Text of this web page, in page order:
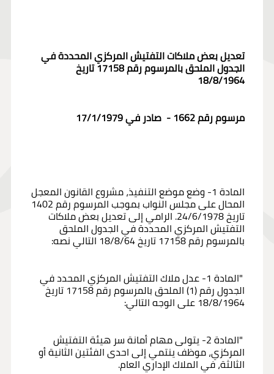
تعديل بعض ملاكات التفتيش المركزي المحددة في
الجدول الملحق بالمرسوم رقم 17158 تاريخ
18/8/1964
مرسوم رقم 1662 - صادر في 17/1/1979
المادة 1- وضع موضع التنفيذ، مشروع القانون المعجل
المحال على مجلس النواب بموجب المرسوم رقم 1402
تاريخ 24/6/1978. الرامي إلى تعديل بعض ملاكات
التفتيش المركزي المحددة في الجدول الملحق
بالمرسوم رقم 17158 تاريخ 18/8/64 التالي نصه:
"المادة 1- عدل ملاك التفتيش المركزي المحدد في
الجدول رقم (1) الملحق بالمرسوم رقم 17158 تاريخ
18/8/1964 على الوجه التالي:
"المادة 2- يتولى مهام أمانة سر هيئة التفتيش
المركزي، موظف ينتمي إلى احدى الفئتين الثانية أو
الثالثة، في الملاك الإداري العام.